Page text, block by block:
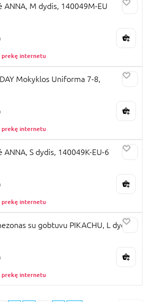
ANNA, M dydis, 140049M-EU
prekę internetu
Mokyklos Uniforma 7-8,
prekę internetu
ANNA, S dydis, 140049K-EU-6
prekę internetu
su gobtuvu PIKACHU, L dydis,
prekę internetu